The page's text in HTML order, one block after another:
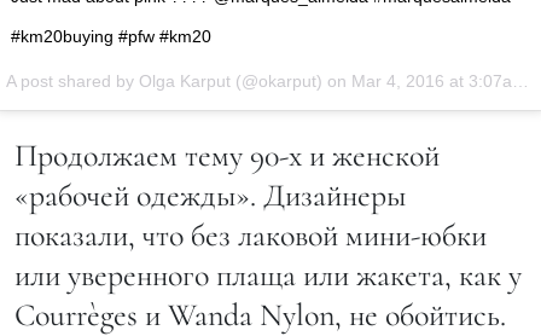
#km20buying #pfw #km20
A post shared by Olga Karput (@okarput) on Mar 4, 2016 at 3:07am PST
Продолжаем тему 90-х и женской
«рабочей одежды». Дизайнеры
показали, что без лаковой мини-юбки
или уверенного плаща или жакета, как у
Courrèges и Wanda Nylon, не обойтись.